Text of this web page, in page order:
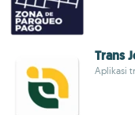
Trans
Aplikasi